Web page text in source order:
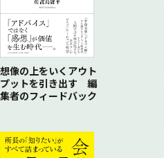
想像の上をいくアウト
プットを引き出す 編
集者のフィードバック